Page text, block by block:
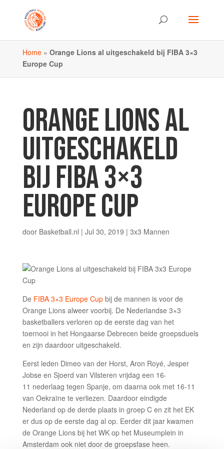
Home» Orange Lions al uitgeschakeld bij FIBA 3×3
Europe Cup
ORANGE LIONS AL
UITGESCHAKELD
BIJ FIBA 3×3
EUROPE CUP
door Basketball.nl | Jul 30, 2019 | 3x3 Mannen
De FIBA 3×3 Europe Cupbij de mannen is voor de
Orange Lions alweer voorbij. De Nederlandse 3×3
basketballers verloren op de eerste dag van het
toernooi in het Hongaarse Debrecen beide groepsduels
en zijn daardoor uitgeschakeld.
Eerst leden Dimeo van der Horst, Aron Royé, Jesper
Jobse en Sjoerd van Vilsteren vrijdag een 16-
11 nederlaag tegen Spanje, om daarna ook met 16-11
van Oekraïne te verliezen. Daardoor eindigde
Nederland op de derde plaats in groep C en zit het EK
er dus op de eerste dag al op. Eerder dit jaar kwamen
de Orange Lions bij het WK op het Museumplein in
Amsterdam ook niet door de groepsfase heen.